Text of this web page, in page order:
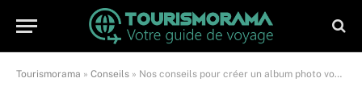
Tourismorama » Conseils » Nos conseils pour créer un album photo voyage personnalisé pour un proche